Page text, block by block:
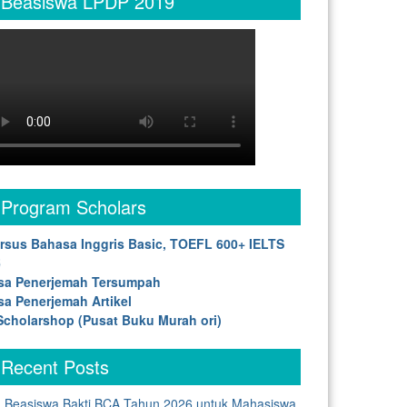
Program Scholars
Bahasa Inggris Basic, TOEFL 600+ IELTS
Penerjemah Tersumpah
Penerjemah Artikel
(Pusat Buku Murah ori)
Recent Posts
Beasiswa Bakti BCA Tahun 2026 untuk Mahasiswa